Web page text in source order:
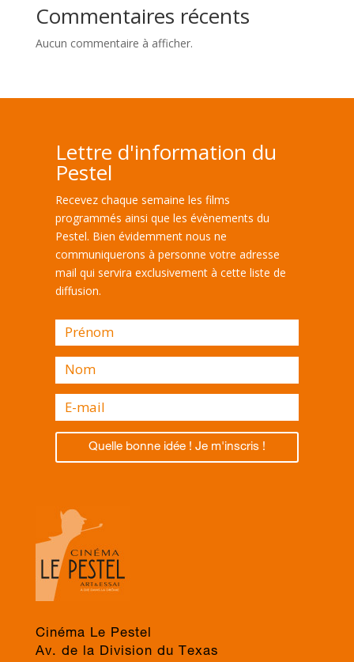
Commentaires récents
Aucun commentaire à afficher.
Lettre d'information du
Pestel
Recevez chaque semaine les films
programmés ainsi que les évènements du
Pestel. Bien évidemment nous ne
communiquerons à personne votre adresse
mail qui servira exclusivement à cette liste de
diffusion.
Quelle bonne idée ! Je m'inscris !
Cinéma Le Pestel
Av. de la Division du Texas